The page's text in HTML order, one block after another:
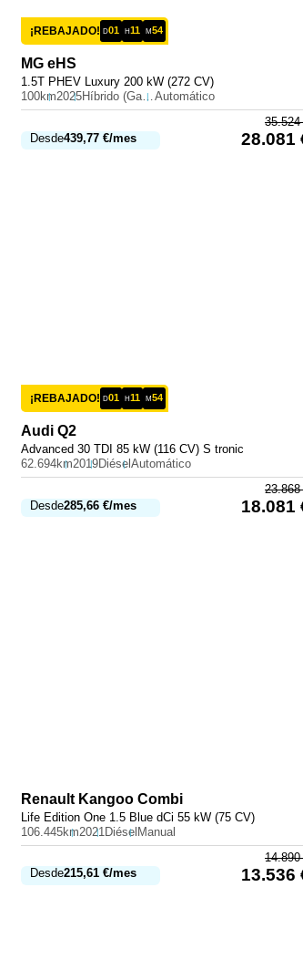
¡REBAJADO! D01 H11 M54
MG eHS
1.5T PHEV Luxury 200 kW (272 CV)
100km2025 Híbrido (Gasolina) Automático
Desde439,77 €/mes
35.524
28.081
¡REBAJADO! D01 H11 M54
Audi Q2
Advanced 30 TDI 85 kW (116 CV) S tronic
62.694km2019Diésel Automático
Desde285,66 €/mes
23.868
18.081
Renault Kangoo Combi
Life Edition One 1.5 Blue dCi 55 kW (75 CV)
106.445km2021 DiéselManual
Desde215,61 €/mes
14.890
13.536